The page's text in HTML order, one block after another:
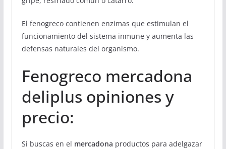
El fenogreco contienen enzimas que estimulan el
funcionamiento del sistema inmune y aumenta las
defensas naturales del organismo.
Fenogreco mercadona
deliplus opiniones y
precio:
Si buscas en el mercadona productos para adelgazar